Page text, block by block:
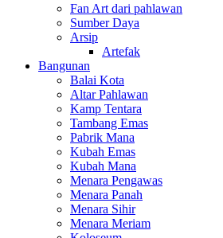
Fan Art dari pahlawan
Sumber Daya
Arsip
Artefak
Bangunan
Balai Kota
Altar Pahlawan
Kamp Tentara
Tambang Emas
Pabrik Mana
Kubah Emas
Kubah Mana
Menara Pengawas
Menara Panah
Menara Sihir
Menara Meriam